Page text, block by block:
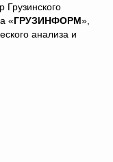
Грузинского
«ГРУЗИНФОРМ»,
анализа и